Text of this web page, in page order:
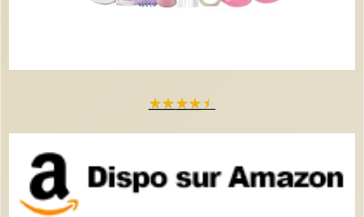
★★★★★